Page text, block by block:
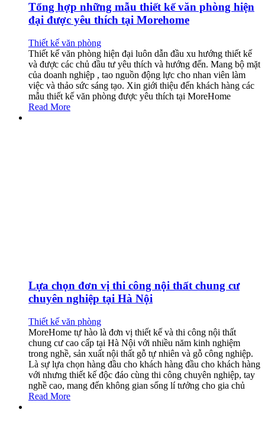
Tổng hợp những mẫu thiết kế văn phòng hiện
đại được yêu thích tại Morehome
Thiết kế văn phòng
Thiết kế văn phòng hiện đại luôn dẫn đầu xu hướng thiết kế
và được các chủ đầu tư yêu thích và hướng đến. Mang bộ mặt
của doanh nghiệp , tao nguồn động lực cho nhan viên làm
việc và thảo sức sáng tạo. Xin giới thiệu đến khách hàng các
mẫu thiết kế văn phòng được yêu thích tại MoreHome
Read More
Lựa chọn đơn vị thi công nội thất chung cư
chuyên nghiệp tại Hà Nội
Thiết kế văn phòng
MoreHome tự hào là đơn vị thiết kế và thi công nội thất
chung cư cao cấp tại Hà Nội với nhiều năm kinh nghiệm
trong nghề, sản xuất nội thất gỗ tự nhiên và gỗ công nghiệp.
Là sự lựa chọn hàng đầu cho khách hàng đầu cho khách hàng
với nhưng thiết kế độc đáo cùng thi công chuyên nghiệp, tay
nghề cao, mang đến không gian sống lí tưởng cho gia chủ
Read More